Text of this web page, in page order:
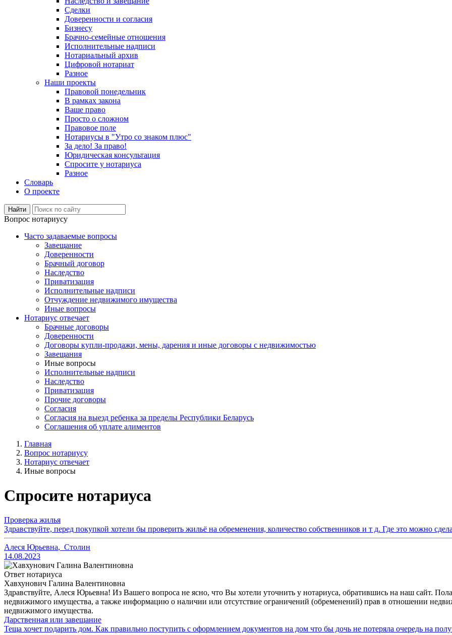
Сделки
Доверенности и согласия
Бизнесу
Брачно-семейные отношения
Исполнительные надписи
Нотариальный архив
Цифровой нотариат
Разное
Наши проекты
Правовой понедельник
В рамках закона
Ваше право
Просто о сложном
Правовое поле
Нотариусы в "Утро со знаком плюс"
За дело! За право!
Юридическая консультация
Спросите у нотариуса
Разное
Словарь
О проекте
Вопрос нотариусу
Часто задаваемые вопросы
Завещание
Доверенности
Брачный договор
Наследство
Приватизация
Исполнительные надписи
Отчуждение недвижимого имущества
Иные вопросы
Нотариус отвечает
Брачные договоры
Доверенности
Договоры купли-продажи, мены, дарения и иные договоры с недвижимостью
Завещания
Иные вопросы
Исполнительные надписи
Наследство
Приватизация
Прочие договоры
Согласия
Согласия на выезд ребенка за пределы Республики Беларусь
Соглашения об уплате алиментов
Главная
Вопрос нотариусу
Нотариус отвечает
Иные вопросы
Спросите нотариуса
Проверка жилья
Здравствуйте, перед покупкой хотели бы проверить жильё на обременения, количество собственников и т д. Где это можно
Алеся Юрьевна, Столин
14.08.2023
Ответ нотариуса
Хавхунович Галина Валентиновна
Здравствуйте, Алеся Юрьевна! Из Вашего вопроса не ясно, что Вы хотели уточнить у нотариуса, обратившись на наш сайт.
недвижимого имущества, а также информацию о наличии или отсутствие ограничений (обременений) прав в отношении
недвижимого имущества.
Дарственная или завещание
Теща хочет подарить дом. Как правильно поступить с оформлением документов на дом что бы дочь не потеряла очередь на